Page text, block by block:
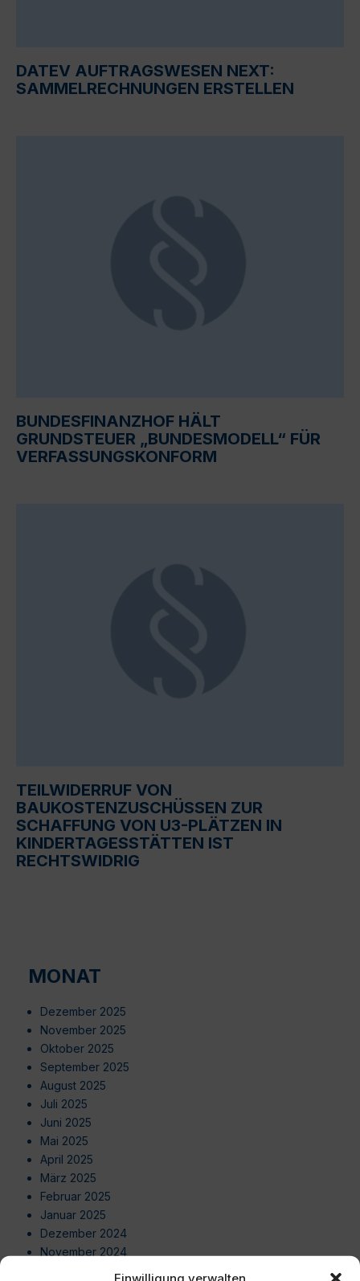
DATEV AUFTRAGSWESEN NEXT:
SAMMELRECHNUNGEN ERSTELLEN
BUNDESFINANZHOF HÄLT
GRUNDSTEUER „BUNDESMODELL“ FÜR
VERFASSUNGSKONFORM
TEILWIDERRUF VON
BAUKOSTENZUSCHÜSSEN ZUR
SCHAFFUNG VON U3-PLÄTZEN IN
KINDERTAGESSTÄTTEN IST
RECHTSWIDRIG
MONAT
Dezember 2025
November 2025
Oktober 2025
September 2025
August 2025
Juli 2025
Juni 2025
Mai 2025
April 2025
März 2025
Februar 2025
Januar 2025
Dezember 2024
November 2024